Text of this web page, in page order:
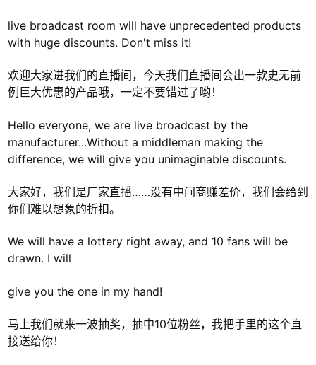
live broadcast room will have unprecedented products
with huge discounts. Don't miss it!
欢迎大家进我们的直播间，今天我们直播间会出一款史无前
例巨大优惠的产品哦，一定不要错过了哟！
Hello everyone, we are live broadcast by the
manufacturer...Without a middleman making the
difference, we will give you unimaginable discounts.
大家好，我们是厂家直播……没有中间商赚差价，我们会给到
你们难以想象的折扣。
We will have a lottery right away, and 10 fans will be
drawn. I will
give you the one in my hand!
马上我们就来一波抽奖，抽中10位粉丝，我把手里的这个直
接送给你！